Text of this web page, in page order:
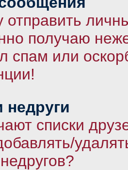
отправить
получаю
спам или
недруги
списки